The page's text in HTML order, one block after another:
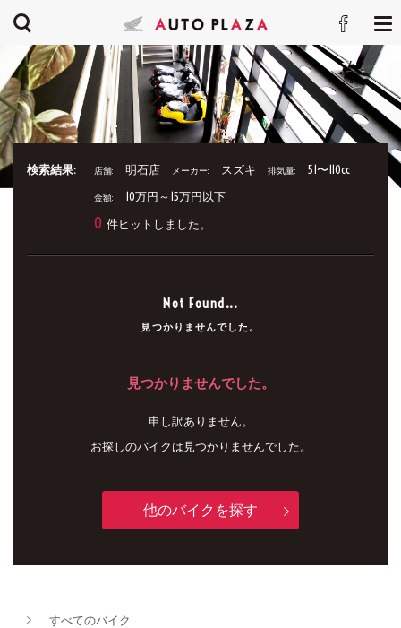
検索結果: 店舗: 明石店 メーカー: スズキ 排気量: 51〜110cc
金額: 10万円～15万円以下
0 件ヒットしました。
Not Found...
見つかりませんでした。
見つかりませんでした。
申し訳ありません。
お探しのバイクは見つかりませんでした。
他のバイクを探す
すべてのバイク
新車